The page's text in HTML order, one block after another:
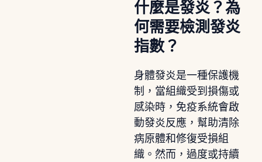
什麼是發炎？為
何需要檢測發炎
指數？
身體發炎是一種保護機
制，當組織受到損傷或
感染時，免疫系統會啟
動發炎反應，幫助清除
病原體和修復受損組
織。然而，過度或持續